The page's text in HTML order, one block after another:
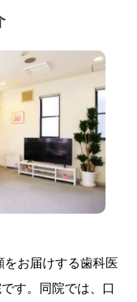
お届けする歯科医
す。同院では、口